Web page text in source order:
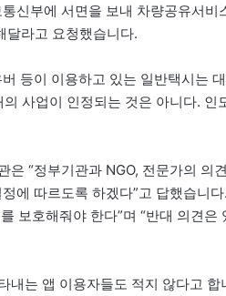
신부에 서면을 보내 차량공유서
달라고 요청했습니다.
등이 이용하고 있는 일반택시는
사업이 인정되는 것은 아니다.
은 “정부기관과 NGO, 전문가의 의
에 따르도록 하겠다”고 답했습니
보호해줘야 한다”며 “반대 의견
내는 앱 이용자들도 적지 않다고